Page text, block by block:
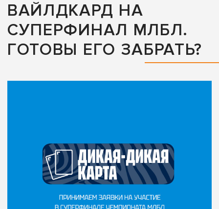
ВАЙЛДКАРД НА
СУПЕРФИНАЛ МЛБЛ.
ГОТОВЫ ЕГО ЗАБРАТЬ?